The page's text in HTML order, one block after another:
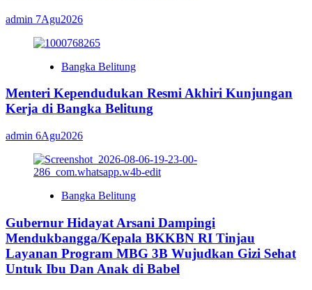
admin 7Agu2026
Bangka Belitung
Menteri Kependudukan Resmi Akhiri Kunjungan
Kerja di Bangka Belitung
admin 6Agu2026
Bangka Belitung
Gubernur Hidayat Arsani Dampingi
Mendukbangga/Kepala BKKBN RI Tinjau
Layanan Program MBG 3B Wujudkan Gizi Sehat
Untuk Ibu Dan Anak di Babel